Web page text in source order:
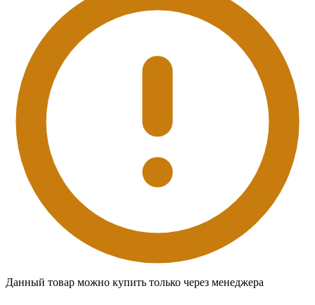
Данный товар можно купить только через менеджера